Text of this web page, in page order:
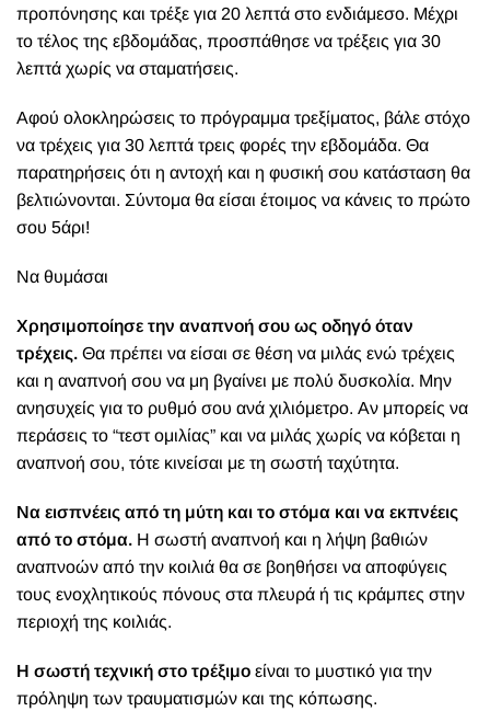
προπόνησης και τρέξε για 20 λεπτά στο ενδιάμεσο. Μέχρι
το τέλος της εβδομάδας, προσπάθησε να τρέξεις για 30
λεπτά χωρίς να σταματήσεις.
Αφού ολοκληρώσεις το πρόγραμμα τρεξίματος, βάλε στόχο
να τρέχεις για 30 λεπτά τρεις φορές την εβδομάδα. Θα
παρατηρήσεις ότι η αντοχή και η φυσική σου κατάσταση θα
βελτιώνονται. Σύντομα θα είσαι έτοιμος να κάνεις το πρώτο
σου 5άρι!
Να θυμάσαι
Χρησιμοποίησε την αναπνοή σου ως οδηγό όταν
τρέχεις. Θα πρέπει να είσαι σε θέση να μιλάς ενώ τρέχεις
και η αναπνοή σου να μη βγαίνει με πολύ δυσκολία. Μην
ανησυχείς για το ρυθμό σου ανά χιλιόμετρο. Αν μπορείς να
περάσεις το “τεστ ομιλίας” και να μιλάς χωρίς να κόβεται η
αναπνοή σου, τότε κινείσαι με τη σωστή ταχύτητα.
Να εισπνέεις από τη μύτη και το στόμα και να εκπνέεις
από το στόμα. Η σωστή αναπνοή και η λήψη βαθιών
αναπνοών από την κοιλιά θα σε βοηθήσει να αποφύγεις
τους ενοχλητικούς πόνους στα πλευρά ή τις κράμπες στην
περιοχή της κοιλιάς.
Η σωστή τεχνική στο τρέξιμο είναι το μυστικό για την
πρόληψη των τραυματισμών και της κόπωσης.